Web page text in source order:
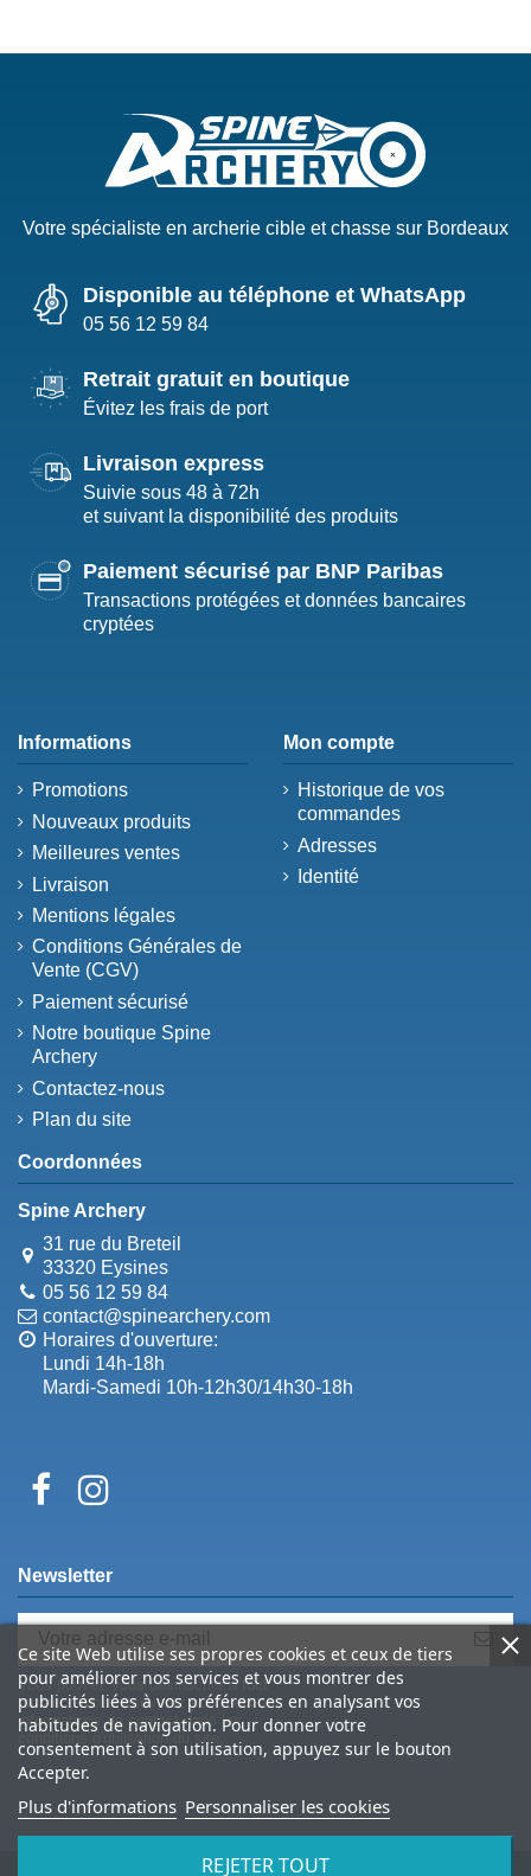
Votre spécialiste en archerie cible et chasse sur Bordeaux
Disponible au téléphone et WhatsApp
05 56 12 59 84
Retrait gratuit en boutique
Évitez les frais de port
Livraison express
Suivie sous 48 à 72h
et suivant la disponibilité des produits
Paiement sécurisé par BNP Paribas
Transactions protégées et données bancaires
cryptées
Informations
Promotions
Nouveaux produits
Meilleures ventes
Livraison
Mentions légales
Conditions Générales de
Vente (CGV)
Paiement sécurisé
Notre boutique Spine
Archery
Contactez-nous
Plan du site
Mon compte
Historique de vos
commandes
Adresses
Identité
Coordonnées
Spine Archery
31 rue du Breteil
33320 Eysines
05 56 12 59 84
contact@spinearchery.com
Horaires d'ouverture:
Lundi 14h-18h
Mardi-Samedi 10h-12h30/14h30-18h
Ce site Web utilise ses propres cookies et ceux de tiers
pour améliorer nos services et vous montrer des
publicités liées à vos préférences en analysant vos
habitudes de navigation. Pour donner votre
consentement à son utilisation, appuyez sur le bouton
Accepter.
Plus d'informations Personnaliser les cookies
REJETER TOUT
Newsletter
Vous pouvez vous désinscrire à tout
moment. Vous trouverez pour cela nos
informations de contact dans les
conditions d'utilisation du site.